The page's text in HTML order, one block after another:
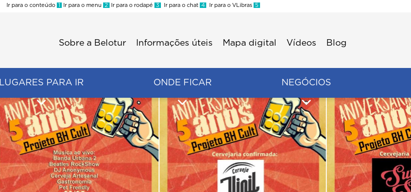
Ir para o conteúdo 1 Ir para o menu 2 Ir para o rodapé 3 Ir para o chat 4 Ir para o VLibras 5
Sobre a Belotur Informações úteis Mapa digital Vídeos Blog
LUGARES PARA IR ONDE FICAR NEGÓCIOS